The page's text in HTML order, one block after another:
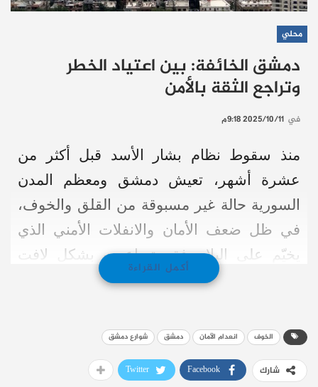
محلي
دمشق الخائفة: بين اعتياد الخطر
وتراجع الثقة بالأمن
في 2025/10/11 9:18م
منذ سقوط نظام بشار الأسد قبل أكثر من
عشرة أشهر، تعيش دمشق ومعظم المدن
السورية حالة غير مسبوقة من القلق والخوف،
في ظل ضعف الأمان والانفلات الأمني الذي
يخيّم على البلاد. فقد تصاعدت بشكل لافت
حوادث الخطف والسرقة والقتل، إلى جانب
تجري خارج سلطة القانون.
وبحسب “المرصد السوري لحقوق الإنسان”، تم
أكمل القراءة
الخوف انعدام الآمان دمشق شوارع دمشق
شارك Facebook
Twitter